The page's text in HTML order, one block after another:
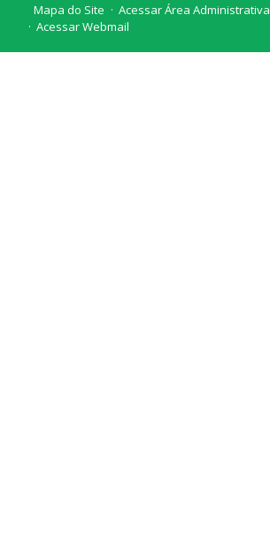
Mapa do Site
Acessar Área Administrativa
Acessar Webmail